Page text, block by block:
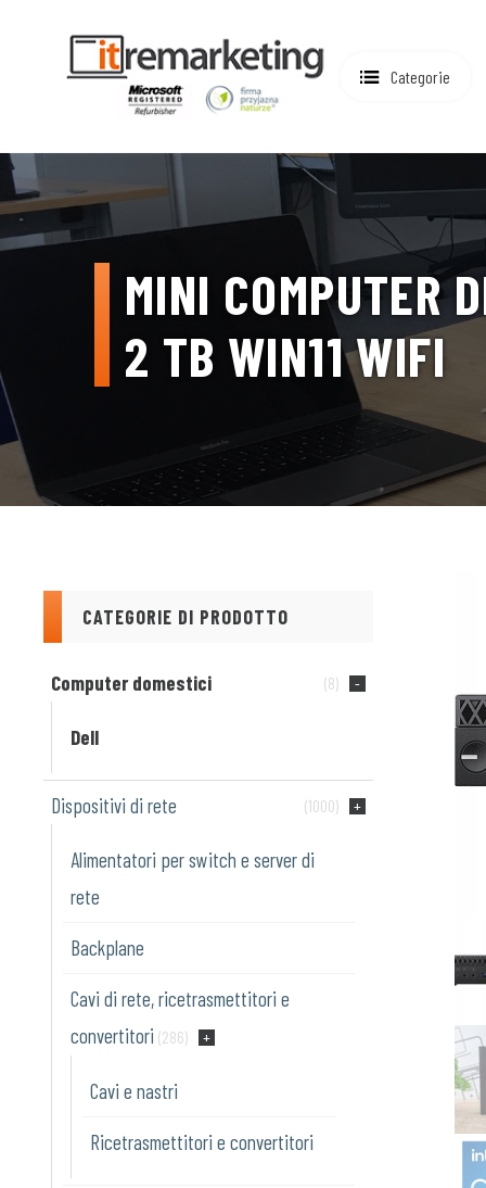
Categorie
MINI COMPUTER
2 TB WIN11 WIFI
CATEGORIE DI PRODOTTO
Computer domestici (8)
Dell
Dispositivi di rete (1000)
Alimentatori per switch e server di
rete
Backplane
Cavi di rete, ricetrasmettitori e
convertitori (286)
Cavi e nastri
Ricetrasmettitori e convertitori